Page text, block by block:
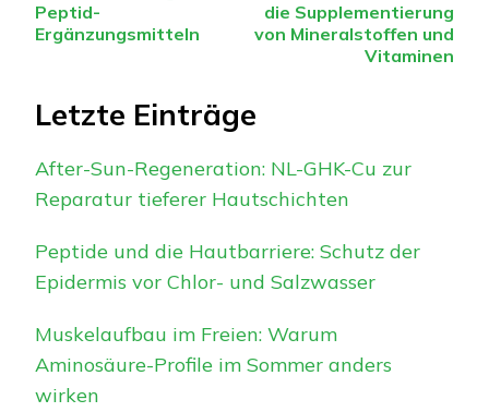
Peptid-
Ergänzungsmitteln
die Supplementierung
von Mineralstoffen und
Vitaminen
Letzte Einträge
After-Sun-Regeneration: NL-GHK-Cu zur
Reparatur tieferer Hautschichten
Peptide und die Hautbarriere: Schutz der
Epidermis vor Chlor- und Salzwasser
Muskelaufbau im Freien: Warum
Aminosäure-Profile im Sommer anders
wirken